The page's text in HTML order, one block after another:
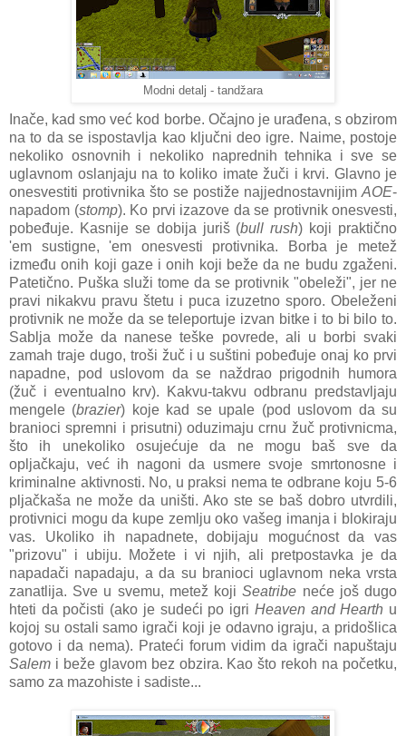
Modni detalj - tandžara
Inače, kad smo već kod borbe. Očajno je urađena, s obzirom
na to da se ispostavlja kao ključni deo igre. Naime, postoje
nekoliko osnovnih i nekoliko naprednih tehnika i sve se
uglavnom oslanjaju na to koliko imate žuči i krvi. Glavno je
onesvestiti protivnika što se postiže najjednostavnijim AOE-
napadom (stomp). Ko prvi izazove da se protivnik onesvesti,
pobeđuje. Kasnije se dobija juriš (bull rush) koji praktično
'em sustigne, 'em onesvesti protivnika. Borba je metež
između onih koji gaze i onih koji beže da ne budu zgaženi.
Patetično. Puška služi tome da se protivnik "obeleži", jer ne
pravi nikakvu pravu štetu i puca izuzetno sporo. Obeleženi
protivnik ne može da se teleportuje izvan bitke i to bi bilo to.
Sablja može da nanese teške povrede, ali u borbi svaki
zamah traje dugo, troši žuč i u suštini pobeđuje onaj ko prvi
napadne, pod uslovom da se naždrao prigodnih humora
(žuč i eventualno krv). Kakvu-takvu odbranu predstavljaju
mengele (brazier) koje kad se upale (pod uslovom da su
branioci spremni i prisutni) oduzimaju crnu žuč protivnicma,
što ih unekoliko osujećuje da ne mogu baš sve da
opljačkaju, već ih nagoni da usmere svoje smrtonosne i
kriminalne aktivnosti. No, u praksi nema te odbrane koju 5-6
pljačkaša ne može da uništi. Ako ste se baš dobro utvrdili,
protivnici mogu da kupe zemlju oko vašeg imanja i blokiraju
vas. Ukoliko ih napadnete, dobijaju mogućnost da vas
"prizovu" i ubiju. Možete i vi njih, ali pretpostavka je da
napadači napadaju, a da su branioci uglavnom neka vrsta
zanatlija. Sve u svemu, metež kojiSeatribe neće još dugo
hteti da počisti (ako je sudeći po igri Heaven and Hearth u
kojoj su ostali samo igrači koji je odavno igraju, a pridošlica
gotovo i da nema). Prateći forum vidim da igrači napuštaju
Salem i beže glavom bez obzira. Kao što rekoh na početku,
samo za mazohiste i sadiste...